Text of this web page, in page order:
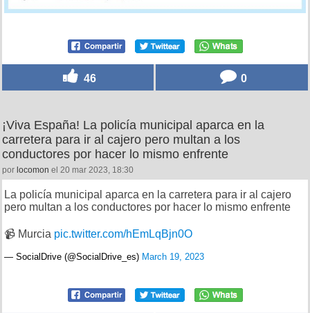
46 0
¡Viva España! La policía municipal aparca en la
carretera para ir al cajero pero multan a los
conductores por hacer lo mismo enfrente
por locomon el 20 mar 2023, 18:30
La policía municipal aparca en la carretera para ir al cajero
pero multan a los conductores por hacer lo mismo enfrente
📹 Murcia pic.twitter.com/hEmLqBjn0O
— SocialDrive (@SocialDrive_es) March 19, 2023